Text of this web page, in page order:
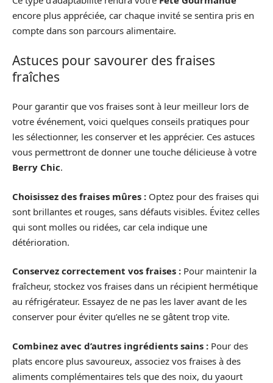
encore plus appréciée, car chaque invité se sentira pris en
compte dans son parcours alimentaire.
Astuces pour savourer des fraises
fraîches
Pour garantir que vos fraises sont à leur meilleur lors de
votre événement, voici quelques conseils pratiques pour
les sélectionner, les conserver et les apprécier. Ces astuces
vous permettront de donner une touche délicieuse à votre
Berry Chic.
Choisissez des fraises mûres : Optez pour des fraises qui
sont brillantes et rouges, sans défauts visibles. Évitez celles
qui sont molles ou ridées, car cela indique une
détérioration.
Conservez correctement vos fraises : Pour maintenir la
fraîcheur, stockez vos fraises dans un récipient hermétique
au réfrigérateur. Essayez de ne pas les laver avant de les
conserver pour éviter qu’elles ne se gâtent trop vite.
Combinez avec d’autres ingrédients sains : Pour des
plats encore plus savoureux, associez vos fraises à des
aliments complémentaires tels que des noix, du yaourt